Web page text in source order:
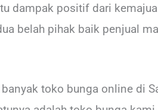
dampak positif dari
belah pihak baik penjual
toko bunga online di